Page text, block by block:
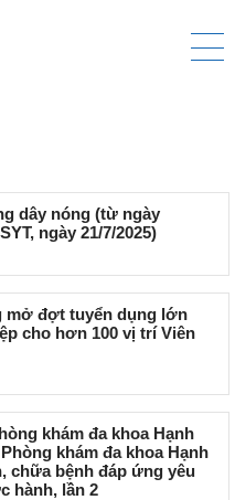
dây nóng (từ ngày
ngày 21/7/2025)
mở đợt tuyển dụng lớn
cho hơn 100 vị trí Viên
khám đa khoa Hạnh
khám đa khoa Hạnh
chữa bệnh đáp ứng yêu
hành, lần 2